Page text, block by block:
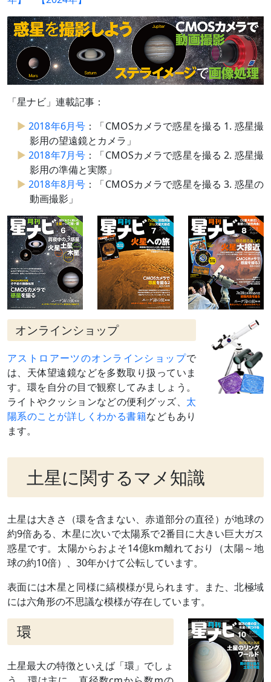
「星ナビ」連載記事：
2018年6月号 ：「CMOSカメラで惑星を撮る 1. 惑星撮
影用の望遠鏡とカメラ」
2018年7月号 ：「CMOSカメラで惑星を撮る 2. 惑星撮
影用の準備と実際」
2018年8月号 ：「CMOSカメラで惑星を撮る 3. 惑星の
動画撮影」
オンラインショップ
アストロアーツのオンラインショップで
は、天体望遠鏡などを多数取り扱っていま
す。環を自分の目で観察してみましょう。
ライトやクッションなどの便利グッズ、 太
陽系のことが詳しくわかる書籍などもあり
ます。
土星に関するマメ知識
土星は大きさ（環を含まない、赤道部分の直径）が地球の
約9倍ある、木星に次いで太陽系で2番目に大きい巨大ガス
惑星です。太陽からおよそ14億km離れており（太陽～地
球の約10倍）、30年かけて公転しています。
表面には木星と同様に縞模様が見られます。また、北極域
には六角形の不思議な模様が存在しています。
環
土星最大の特徴といえば「環」でしょ